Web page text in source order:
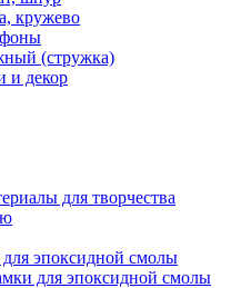
кружево
(стружка)
и декор
для творчества
эпоксидной смолы
для эпоксидной смолы